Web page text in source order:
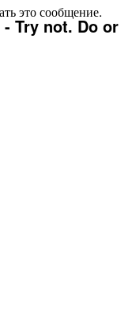
это сообщение.
- Try not. Do or